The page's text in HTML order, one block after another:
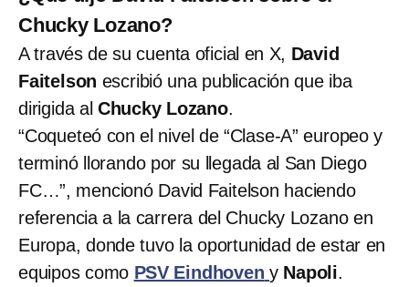
Chucky Lozano?
A través de su cuenta oficial en X, David
Faitelson escribió una publicación que iba
dirigida al Chucky Lozano.
“Coqueteó con el nivel de “Clase-A” europeo y
terminó llorando por su llegada al San Diego
FC…”, mencionó David Faitelson haciendo
referencia a la carrera del Chucky Lozano en
Europa, donde tuvo la oportunidad de estar en
equipos como PSV Eindhoven y Napoli.